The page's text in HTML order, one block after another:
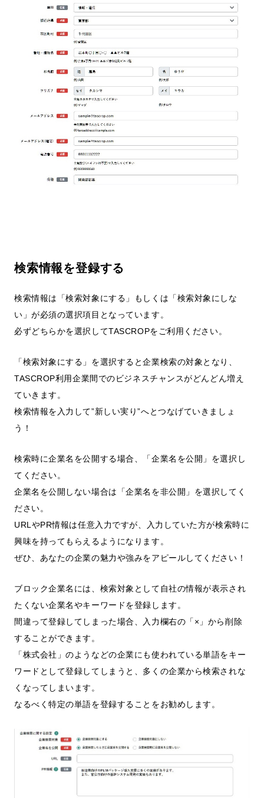
検索情報を登録する
検索情報は「検索対象にする」もしくは「検索対象にしな
い」が必須の選択項目となっています。
必ずどちらかを選択してTASCROPをご利用ください。
「検索対象にする」を選択すると企業検索の対象となり、
TASCROP利用企業間でのビジネスチャンスがどんどん増え
ていきます。
検索情報を入力して”新しい実り”へとつなげていきましょ
う！
検索時に企業名を公開する場合、「企業名を公開」を選択し
てください。
企業名を公開しない場合は「企業名を非公開」を選択してく
ださい。
URLやPR情報は任意入力ですが、入力していた方が検索時に
興味を持ってもらえるようになります。
ぜひ、あなたの企業の魅力や強みをアピールしてください！
ブロック企業名には、検索対象として自社の情報が表示され
たくない企業名やキーワードを登録します。
間違って登録してしまった場合、入力欄右の「×」から削除
することができます。
「株式会社」のようなどの企業にも使われている単語をキー
ワードとして登録してしまうと、多くの企業から検索されな
くなってしまいます。
なるべく特定の単語を登録することをお勧めします。